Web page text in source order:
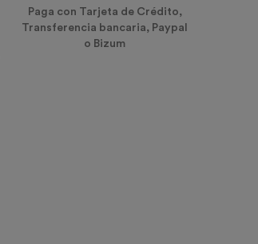
Paga con Tarjeta de Crédito,
Transferencia bancaria, Paypal
o Bizum